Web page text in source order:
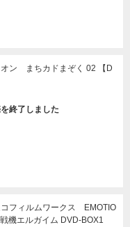
ン まちカドまぞく 02 【D
終了しました
フィルムワークス EMOTIO
機エルガイム DVD-BOX1